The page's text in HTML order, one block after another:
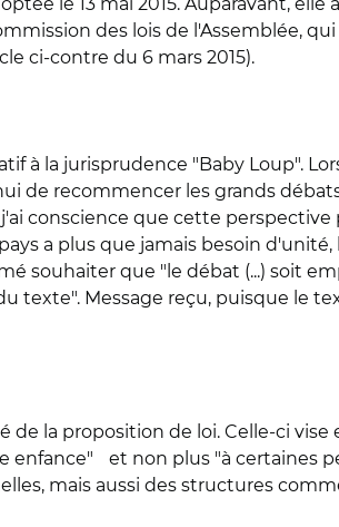
des lois de l'Assemblée,
ci-contre du 6 mars 2015).
à la jurisprudence "Baby Loup".
de recommencer les grands
conscience que cette perspective
a plus que jamais besoin
souhaiter que "le débat (...) soit
texte". Message reçu, puisque le
la proposition de loi. Celle-ci vise
et non plus "à certaines
mais aussi des structures